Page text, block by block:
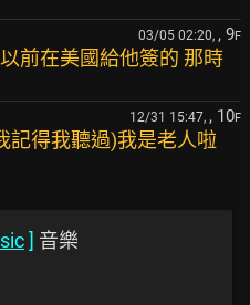
03/05 02:20, , 9F
前在美國給他簽的 那時
12/31 15:47, , 10F
記得我聽過)我是老人啦
] 音樂